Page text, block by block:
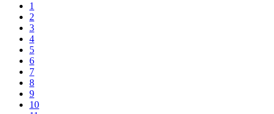
1
2
3
4
5
6
7
8
9
10